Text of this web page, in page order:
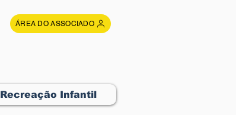
ÁREA DO ASSOCIADO
Recreação Infantil